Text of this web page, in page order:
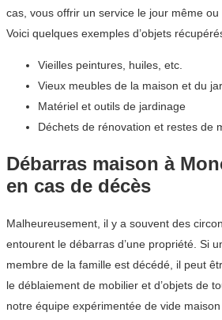
cas, vous offrir un service le jour même ou
Voici quelques exemples d’objets
Vieilles peintures, huiles, etc.
Vieux meubles de la maison et du
Matériel et outils de jardinage
Déchets de rénovation et restes de
Débarras maison à
en cas de décès
Malheureusement, il y a souvent des
entourent le débarras d’une propriété. Si
membre de la famille est décédé, il peut
le déblaiement de mobilier et d’objets de
notre équipe expérimentée de vide